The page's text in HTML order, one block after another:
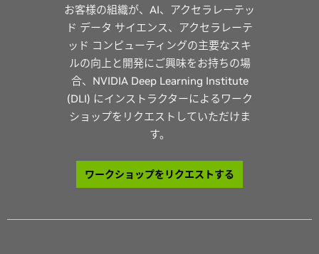
お客様の組織が、AI、アクセラレーテッ
ド データ サイエンス、アクセラレーテ
ッド コンピューティングの主要なスキ
ルの向上と開発にご興味をお持ちの場
合、NVIDIA Deep Learning Institute
(DLI) にインストラクターによるワーク
ショップをリクエストしていただけま
す。
ワークショップをリクエストする